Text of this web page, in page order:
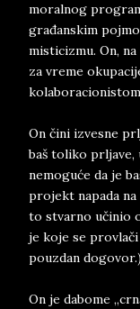
moralnog
građanskim
misticizmu. On,
za vreme
On čini izvesne
baš toliko prljave,
nemoguće da je
projekt napada na
to stvarno učinio
je koje se
pouzdan
On je dabome